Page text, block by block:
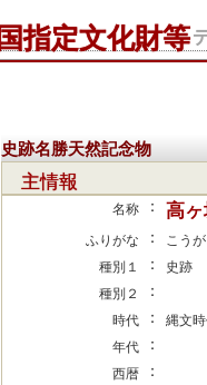
国指定文化財等
史跡名勝天然記念物
主情報
名称 ： 高
ふりがな ：
こう
種別１
：
史跡
種別２
：
時代 ：
縄文
年代
：
西暦 ：